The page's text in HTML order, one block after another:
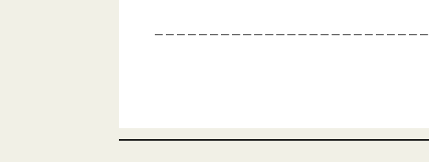
－－－－－－－－－－－－－－－－－－－－－－－－－